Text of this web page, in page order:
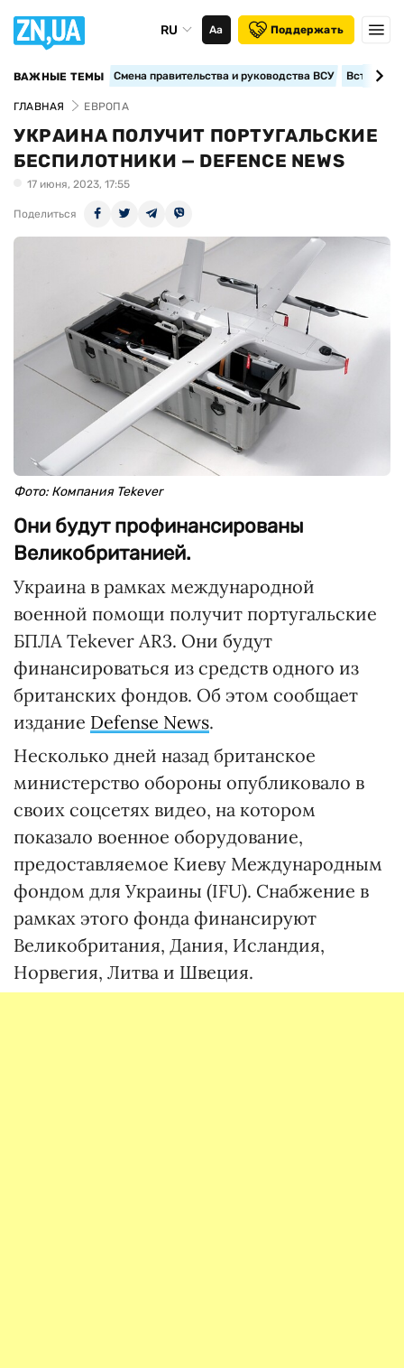
RU Аа Поддержать
ВАЖНЫЕ ТЕМЫ Смена правительства и руководства ВСУ
ГЛАВНАЯ ЕВРОПА
УКРАИНА ПОЛУЧИТ ПОРТУГАЛЬСКИЕ
БЕСПИЛОТНИКИ — DEFENCE NEWS
17 июня, 2023, 17:55
Поделиться
Фото: Компания Tekever
Они будут профинансированы
Великобританией.
Украина в рамках международной
военной помощи получит португальские
БПЛА Tekever AR3. Они будут
финансироваться из средств одного из
британских фондов. Об этом сообщает
издание Defense News.
Несколько дней назад британское
министерство обороны опубликовало в
своих соцсетях видео, на котором
показало военное оборудование,
предоставляемое Киеву Международным
фондом для Украины (IFU). Снабжение в
рамках этого фонда финансируют
Великобритания, Дания, Исландия,
Норвегия, Литва и Швеция.